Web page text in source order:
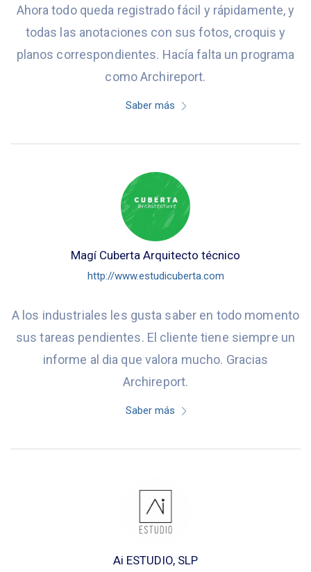
Ahora todo queda registrado fácil y rápidamente, y
todas las anotaciones con sus fotos, croquis y
planos correspondientes. Hacía falta un programa
como Archireport.
Saber más
Magí Cuberta Arquitecto técnico
http://www.estudicuberta.com
A los industriales les gusta saber en todo momento
sus tareas pendientes. El cliente tiene siempre un
informe al dia que valora mucho. Gracias
Archireport.
Saber más
Ai ESTUDIO, SLP